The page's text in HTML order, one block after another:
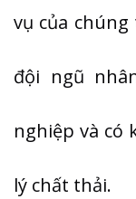
vụ của
đội ngũ
nghiệp và có
lý chất thải.